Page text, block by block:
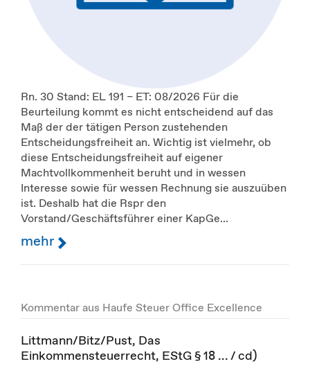
Rn. 30 Stand: EL 191 – ET: 08/2026 Für die
Beurteilung kommt es nicht entscheidend auf das
Maß der der tätigen Person zustehenden
Entscheidungsfreiheit an. Wichtig ist vielmehr, ob
diese Entscheidungsfreiheit auf eigener
Machtvollkommenheit beruht und in wessen
Interesse sowie für wessen Rechnung sie auszuüben
ist. Deshalb hat die Rspr den
Vorstand/Geschäftsführer einer KapGe...
mehr
Kommentar aus Haufe Steuer Office Excellence
Littmann/Bitz/Pust, Das
Einkommensteuerrecht, EStG § 18 ... / cd)